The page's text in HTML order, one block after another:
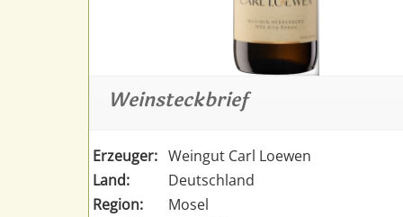
Weinsteckbrief
Erzeuger: Weingut Carl Loewen
Land:
Deutschland
Region:
Mosel